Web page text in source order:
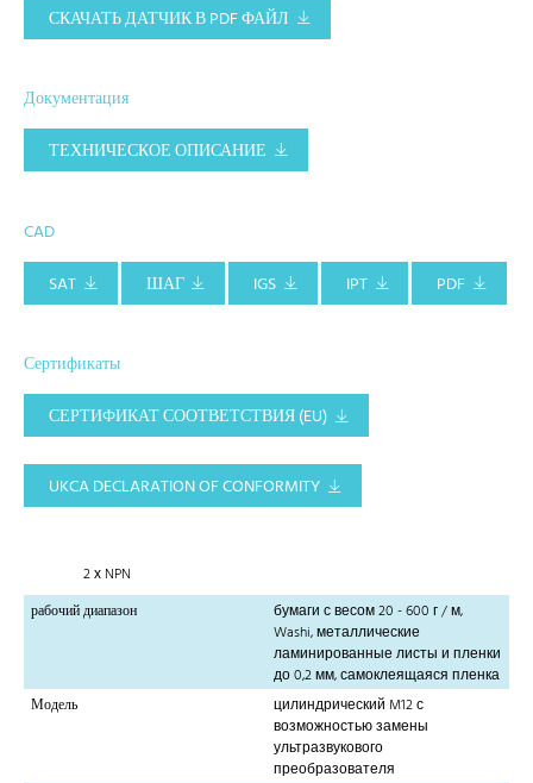
СКАЧАТЬ ДАТЧИК В PDF ФАЙЛ
Документация
ТЕХНИЧЕСКОЕ ОПИСАНИЕ
CAD
SAT
ШАГ IGS IPT PDF
Сертификаты
СЕРТИФИКАТ СООТВЕТСТВИЯ (EU)
UKCA DECLARATION OF CONFORMITY
2 х NPN
рабочий диапазон
бумаги с весом 20 - 600 г / м,
Washi, металлические
ламинированные листы и пленки
до 0,2 мм, самоклеящаяся пленка
Модель
цилиндрический M12 с
возможностью замены
ультразвукового
преобразователя